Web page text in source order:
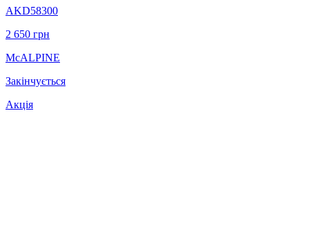
AKD58300
2 650 грн
McALPINE
Закінчується
Акція